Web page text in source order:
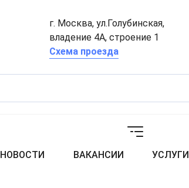
г. Москва, ул.Голубинская,
владение 4А, строение 1
Схема проезда
НОВОСТИ ВАКАНСИИ УСЛУГИ